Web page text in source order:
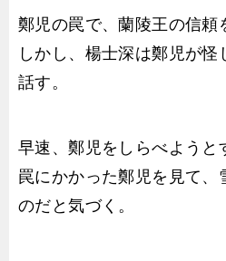
鄭児の罠で、蘭陵王の信頼
しかし、楊士深は鄭児が
話す。
早速、鄭児をしらべようと
罠にかかった鄭児を見て、
のだと気づく。